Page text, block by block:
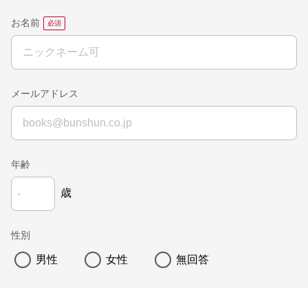
お名前
メールアドレス
年齢
歳
性別
男性 女性 無回答